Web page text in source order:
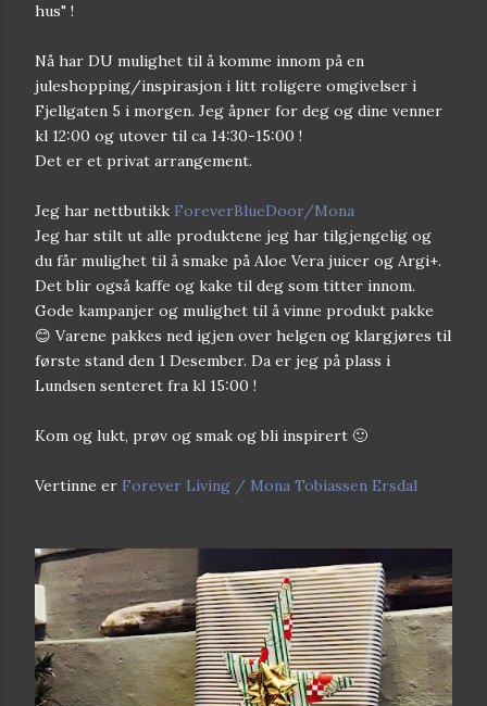
hus" !
Nå har DU mulighet til å komme innom på en
juleshopping/inspirasjon i litt roligere omgivelser i
Fjellgaten 5 i morgen. Jeg åpner for deg og dine venner
kl 12:00 og utover til ca 14:30-15:00 !
Det er et privat arrangement.
Jeg har nettbutikk ForeverBlueDoor/Mona
Jeg har stilt ut alle produktene jeg har tilgjengelig og
du får mulighet til å smake på Aloe Vera juicer og Argi+.
Det blir også kaffe og kake til deg som titter innom.
Gode kampanjer og mulighet til å vinne produkt pakke
😊 Varene pakkes ned igjen over helgen og klargjøres til
første stand den 1 Desember. Da er jeg på plass i
Lundsen senteret fra kl 15:00 !
Kom og lukt, prøv og smak og bli inspirert 🙂
Vertinne er Forever Living / Mona Tobiassen Ersdal